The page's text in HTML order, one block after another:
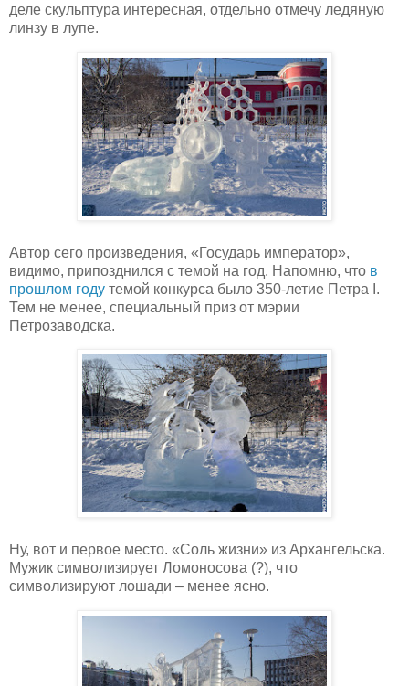
деле скульптура интересная, отдельно отмечу ледяную
линзу в лупе.
Автор сего произведения, «Государь император»,
видимо, припозднился с темой на год. Напомню, что в
прошлом году темой конкурса было 350-летие Петра I.
Тем не менее, специальный приз от мэрии
Петрозаводска.
Ну, вот и первое место. «Соль жизни» из Архангельска.
Мужик символизирует Ломоносова (?), что
символизируют лошади – менее ясно.